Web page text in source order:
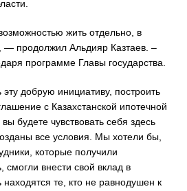
жить отдельно, в
— продолжил Альдияр Казтаев. –
программе Главы государства.
добрую инициативу, построить
с Казахстанской ипотечной
будете чувствовать себя здесь
все условия. Мы хотели бы,
которые получили
смогли внести свой вклад в
те, кто не равнодушен к